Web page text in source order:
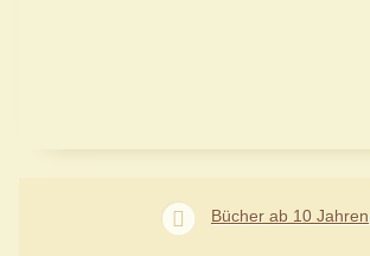
Bücher ab 10 Jahren